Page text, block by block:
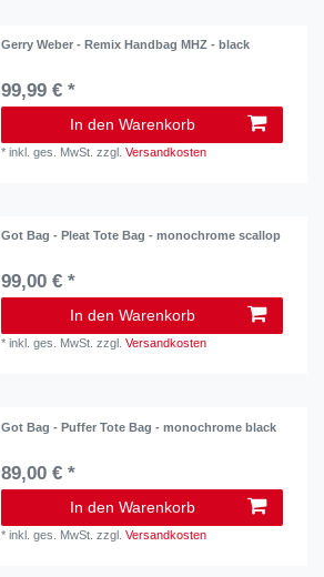
Gerry Weber - Remix Handbag MHZ - black
99,99 € *
In den Warenkorb
*inkl. ges. MwSt. zzgl.Versandkosten
Got Bag - Pleat Tote Bag - monochrome scallop
99,00 € *
In den Warenkorb
*inkl. ges. MwSt. zzgl.Versandkosten
Got Bag - Puffer Tote Bag - monochrome black
89,00 € *
In den Warenkorb
*inkl. ges. MwSt. zzgl.Versandkosten